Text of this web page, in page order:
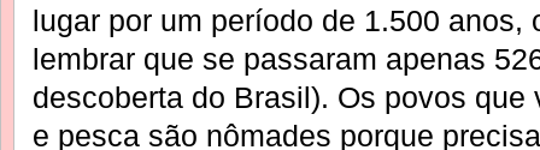
lugar por um período de 1.500 anos,
lembrar que se passaram apenas
descoberta do Brasil). Os povos
e pesca são nômades porque